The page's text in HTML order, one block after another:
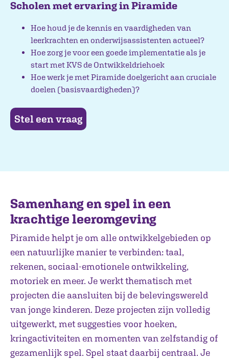
Scholen met ervaring in Piramide
Hoe houd je de kennis en vaardigheden van
leerkrachten en onderwijsassistenten actueel?
Hoe zorg je voor een goede implementatie als je
start met KVS de Ontwikkeldriehoek
Hoe werk je met Piramide doelgericht aan cruciale
doelen (basisvaardigheden)?
Stel een vraag
Samenhang en spel in een
krachtige leeromgeving
Piramide helpt je om alle ontwikkelgebieden op
een natuurlijke manier te verbinden: taal,
rekenen, sociaal-emotionele ontwikkeling,
motoriek en meer. Je werkt thematisch met
projecten die aansluiten bij de belevingswereld
van jonge kinderen. Deze projecten zijn volledig
uitgewerkt, met suggesties voor hoeken,
kringactiviteiten en momenten van zelfstandig of
gezamenlijk spel. Spel staat daarbij centraal. Je